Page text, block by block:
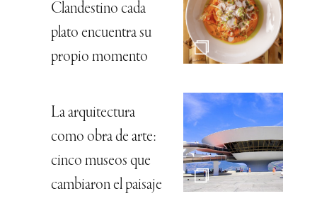
Clandestino cada
plato encuentra su
propio momento
La arquitectura
como obra de arte:
cinco museos que
cambiaron el paisaje